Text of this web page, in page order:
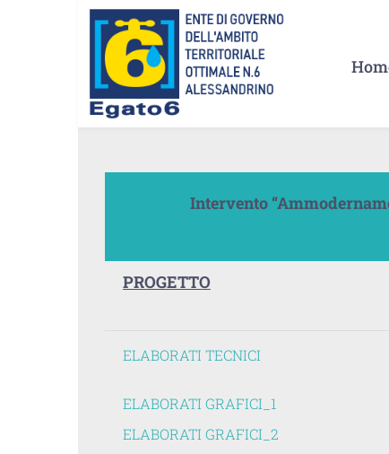
Intervento
PROGETTO
ELABORATI TECNICI
ELABORATI GRAFICI_1
ELABORATI GRAFICI_2